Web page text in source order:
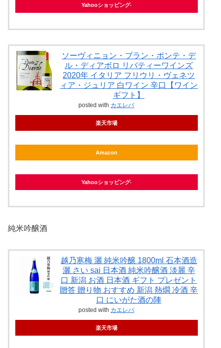
Yahooショッピング
ソーヴィニョン・ブラン・ポンテ・デ
ル・ディアボロ リバティーワインズ
2020年 イタリア フリウリ・ヴェネツ
ィア・ジュリア 白ワイン 辛口【ワイン
ギフト】
posted with カエレバ
楽天市場
Amazon
Yahooショッピング
純米吟醸酒
越乃寒梅 灑 純米吟醸 1800ml 石本酒造
灑 さい sai 日本酒 純米吟醸酒 淡麗 辛
口 新潟 お酒 日本酒 ギフト プレゼント
贈答 贈り物 おすすめ 新潟 熱燗 冷酒 辛
口 にいがた酒の陣
posted with カエレバ
楽天市場